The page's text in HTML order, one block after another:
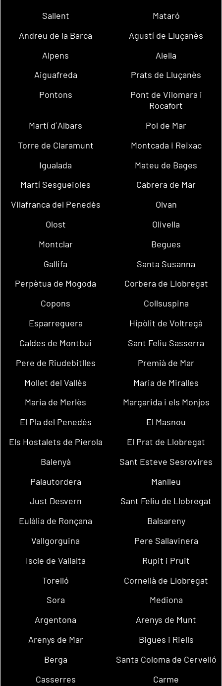
Sallent
Mataró
Andreu de la Barca
Agustí de Lluçanès
Alpens
Alella
Aiguafreda
Prats de Lluçanès
Pontons
Pont de Vilomara i
Rocafort
Martí d´Albars
Pol de Mar
Torre de Claramunt
Montcada i Reixac
Igualada
Mateu de Bages
Martí Sesgueioles
Cabrera de Mar
Vilafranca del Penedès
Olvan
Olost
Olivella
Montclar
Begues
Gallifa
Santa Susanna
Perpètua de Mogoda
Corbera de Llobregat
Copons
Collsuspina
Esparreguera
Hipòlit de Voltregà
Caldes de Montbui
Sant Feliu Sasserra
Pere de Riudebitlles
Premià de Mar
Mollet del Vallès
Maria de Miralles
Maria de Merlès
Margarida i els Monjos
El Pla del Penedès
El Masnou
Els Hostalets de Pierola
El Prat de Llobregat
Balenyà
Sant Esteve Sesrovires
Palautordera
Manlleu
Just Desvern
Sant Feliu de Llobregat
Eulàlia de Ronçana
Balsareny
Vallgorguina
Pere Sallavinera
Iscle de Vallalta
Rupit i Pruit
Torelló
Cornellà de Llobregat
Sora
Mediona
Argentona
Arenys de Munt
Arenys de Mar
Bigues i Riells
Berga
Santa Coloma de Cervelló
Casserres
Carme